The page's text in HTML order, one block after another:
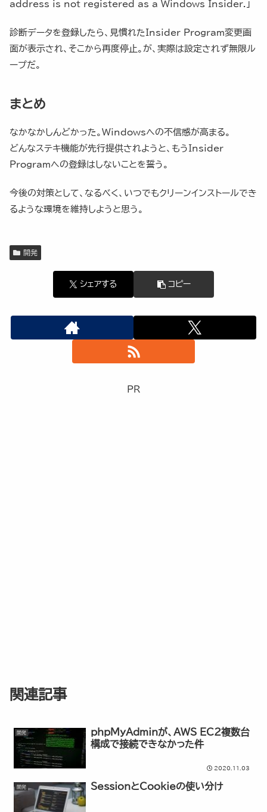
address is not registered as a Windows Insider.」
診断データを登録したら、見慣れたInsider Program変更画
面が表示され、そこから再度停止。が、実際は設定されず無限ル
ープだ。
まとめ
なかなかしんどかった。Windowsへの不信感が高まる。
どんなステキ機能が先行提供されようと、もうInsider
Programへの登録はしないことを誓う。
今後の対策として、なるべく、いつでもクリーンインストールでき
るような環境を維持しようと思う。
開発
シェアする コピー
PR
関連記事
開発
phpMyAdminが、AWS EC2複数台
構成で接続できなかった件
2020.11.03
開発 SessionとCookieの使い分け